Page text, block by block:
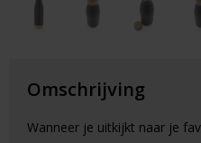
Omschrijving
Wanneer je uitkijkt naar je